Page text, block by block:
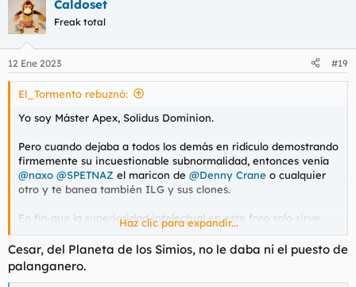
c
i
e
s
Caldoset
Freak total
12 Ene 2023 #19
El_Tormento rebuznó:
Yo soy Máster Apex, Solidus Dominion.
Pero cuando dejaba a todos los demás en ridículo demostrando
firmemente su incuestionable subnormalidad, entonces venía
@naxo @SPETNAZ el maricon de @Denny Crane o cualquier
otro y te banea también ILG y sus clones.
En fin que la superioridad intelectual en este foro solo sirve
para generar odio y desprecio. Más aún si es superioridad
ideológica y de interpretación social
Haz clic para expandir...
Cesar, del Planeta de los Simios, no le daba ni el puesto de
palanganero.